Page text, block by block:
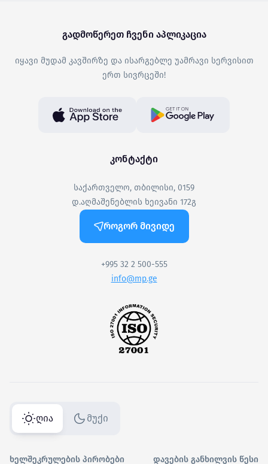
გადმოწერეთ ჩვენი აპლიკაცია
იყავი მუდამ კავშირზე და ისარგებლე უამრავი სერვისით
ერთ სივრცეში!
კონტაქტი
საქართველო, თბილისი, 0159
დ.აღმაშენებლის ხეივანი 172გ
როგორ მივიდე
+995 32 2 500-555
info@mp.ge
ღია მუქი
ხელშეკრულების პირობები დავების განხილვის წესი